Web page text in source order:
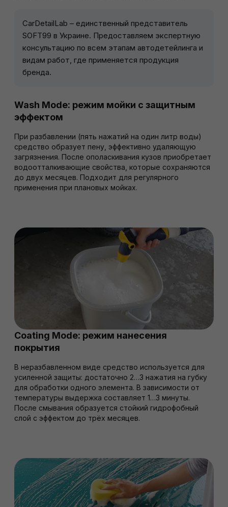
CarDetailLab – единственный представитель
SOFT99 в Украине. Предоставляем экспертную
консультацию по всем этапам автодетейлинга и
видам работ, где применяется продукция
бренда.
Wash Mode: режим мойки с защитным
эффектом
При разбавлении (пять нажатий на один литр воды)
средство образует пену, эффективно удаляющую
загрязнения. После ополаскивания кузов приобретает
водоотталкивающие свойства, которые сохраняются
до двух месяцев. Подходит для регулярного
применения при плановых мойках.
Coating Mode: режим нанесения
покрытия
В неразбавленном виде средство используется для
усиленной защиты: достаточно 2…3 нажатия на губку
для обработки одного элемента. В зависимости от
температуры выдержка составляет 1…3 минуты.
После смывания образуется стойкий гидрофобный
слой с эффектом до трёх месяцев.